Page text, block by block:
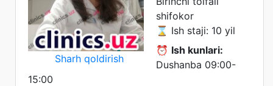
Sharh qoldirish
shifokor
⌛ Ish staji: 10 yil
⏰ Ish kunlari:
Dushanba 09:00-
15:00